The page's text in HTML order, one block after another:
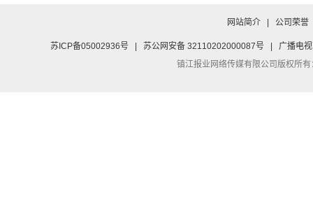
网站简介 公司荣誉
苏ICP备05002936号 苏公网安备 32110202000087号
广播电
镇江报业网络传媒有限公司版权所